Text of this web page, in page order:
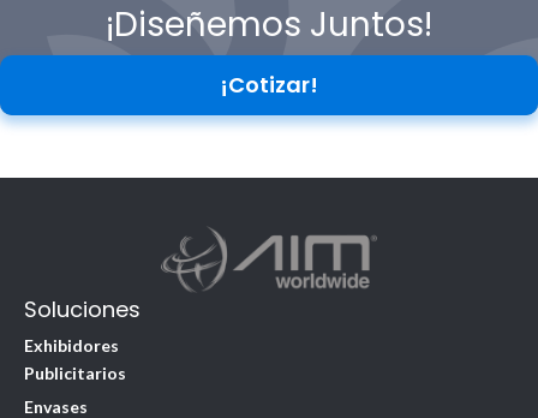
¡Diseñemos Juntos!
¡Cotizar!
Soluciones
Exhibidores
Publicitarios
Envases